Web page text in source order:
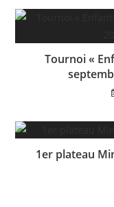
Tournoi «
1er plateau